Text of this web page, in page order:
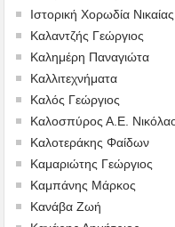
Ιστορική Χορωδία Νικαίας
Καλαντζής Γεώργιος
Καλημέρη Παναγιώτα
Καλλιτεχνήματα
Καλός Γεώργιος
Καλοσπύρος Α.Ε.
Καλοτεράκης Φαίδων
Καμαριώτης Γεώργιος
Καμπάνης Μάρκος
Κανάβα Ζωή